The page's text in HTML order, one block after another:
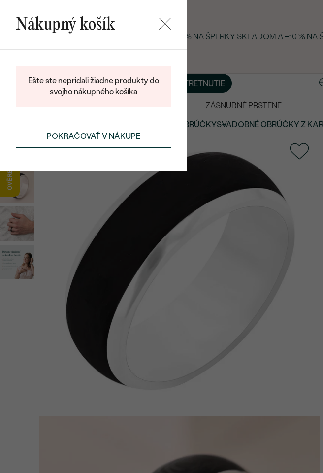
LETNÝ BLACK FRIDAY: −25 % NA ŠPERKY SKLADOM A −10 %
BLOGŠPERKY NA MIERU DOHODNÚŤ STRETNUTIE
ZÁSNUBNÉ PRSTENE
SVADOBNÉ OBRÚČKYNETRADIČNÉSVADOBNÉ OBRÚČKYSVADOBNÉ OBRÚČKY Z
Nákupný košík
Ešte ste nepridali žiadne produkty do
svojho nákupného košíka
POKRAČOVAŤ V NÁKUPE